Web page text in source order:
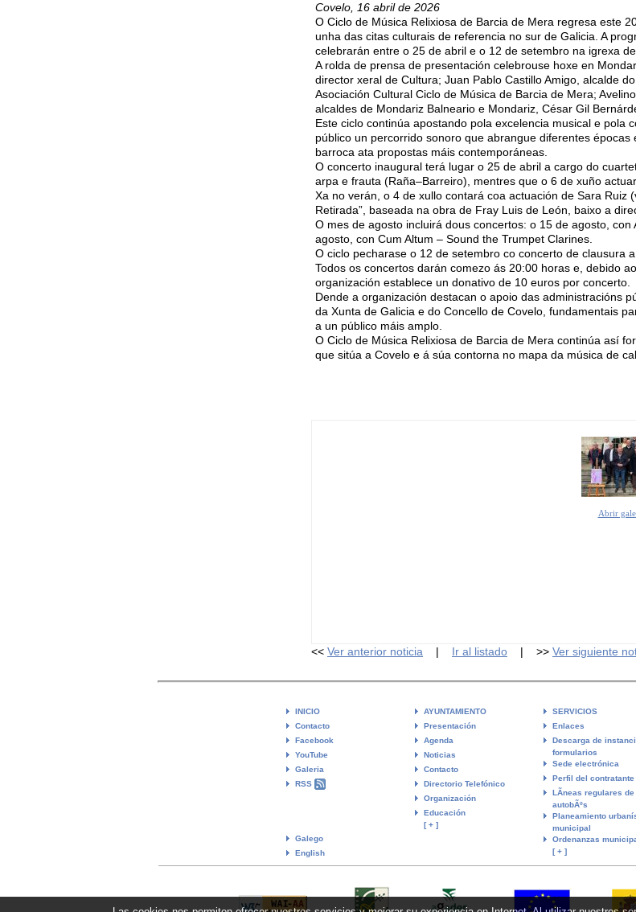
Covelo, 16 abril de 2026
O Ciclo de Música Relixiosa de Barcia de Mera regresa este
unha das citas culturais de referencia no sur de Galicia. A
celebrarán entre o 25 de abril e o 12 de setembro na igrexa
A rolda de prensa de presentación celebrouse hoxe en
director xeral de Cultura; Juan Pablo Castillo Amigo, alcalde
Asociación Cultural Ciclo de Música de Barcia de Mera;
alcaldes de Mondariz Balneario e Mondariz, César Gil
Este ciclo continúa apostando pola excelencia musical e
público un percorrido sonoro que abrangue diferentes
barroca ata propostas máis contemporáneas.
O concerto inaugural terá lugar o 25 de abril a cargo do
arpa e frauta (Raña–Barreiro), mentres que o 6 de xuño
Xa no verán, o 4 de xullo contará coa actuación de Sara Ruiz
Retirada”, baseada na obra de Fray Luis de León, baixo a
O mes de agosto incluirá dous concertos: o 15 de agosto,
agosto, con Cum Altum – Sound the Trumpet Clarines.
O ciclo pecharase o 12 de setembro co concerto de clausura
Todos os concertos darán comezo ás 20:00 horas e, debido
organización establece un donativo de 10 euros por concerto.
Dende a organización destacan o apoio das administracións
da Xunta de Galicia e do Concello de Covelo, fundamentais
a un público máis amplo.
O Ciclo de Música Relixiosa de Barcia de Mera continúa así
que sitúa a Covelo e á súa contorna no mapa da música de
Abrir
<< Ver anterior noticia | Ir al listado | >> Ver siguiente
INICIO
Contacto
Facebook
YouTube
Galeria
RSS
Galego
English
AYUNTAMIENTO
Presentación
Agenda
Noticias
Contacto
Directorio Telefónico
Organización
Educación
[ + ]
SERVICIOS
Enlaces
Descarga de
formularios
Sede electrónica
Perfil del contratante
LÃ­neas regulares de
autobÃºs
Planeamiento
municipal
Ordenanzas
[ + ]